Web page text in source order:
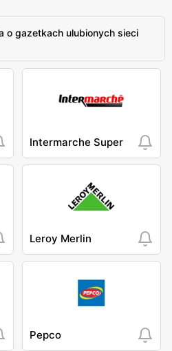
o gazetkach ulubionych sieci
Intermarche Super
Leroy Merlin
Pepco